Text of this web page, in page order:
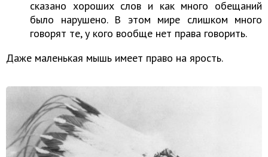
сказано хороших слов и как много обещаний
было нарушено. В этом мире слишком много
говорят те, у кого вообще нет права говорить.
Даже маленькая мышь имеет право на ярость.